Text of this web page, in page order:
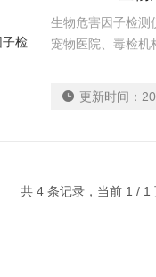
生物危害因子检测
宠物医院、毒检机
更新时间：
共 4 条记录，当前 1 /